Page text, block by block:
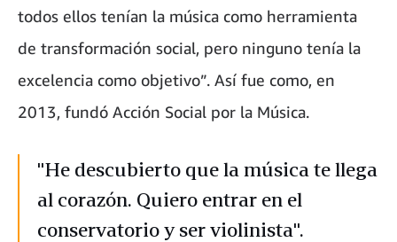
todos ellos tenían la música como herramienta
de transformación social, pero ninguno tenía la
excelencia como objetivo”. Así fue como, en
2013, fundó Acción Social por la Música.
"He descubierto que la música te llega
al corazón. Quiero entrar en el
conservatorio y ser violinista".